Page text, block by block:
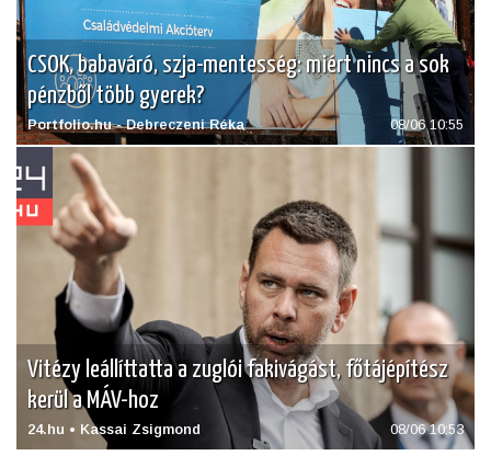
CSOK, babaváró, szja-mentesség: miért nincs a sok
pénzből több gyerek?
Portfolio.hu - Debreczeni Réka 08/06 10:55
Vitézy leállíttatta a zuglói fakivágást, főtájépítész
kerül a MÁV-hoz
24.hu • Kassai Zsigmond 08/06 10:53